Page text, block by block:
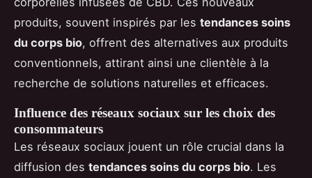
produits, souvent inspirés par les tendances soins
du corps bio, offrent des alternatives aux produits
conventionnels, attirant ainsi une clientèle à la
recherche de solutions naturelles et efficaces.
Influence des réseaux sociaux sur les choix des
consommateurs
Les réseaux sociaux jouent un rôle crucial dans la
diffusion des tendances soins du corps bio. Les